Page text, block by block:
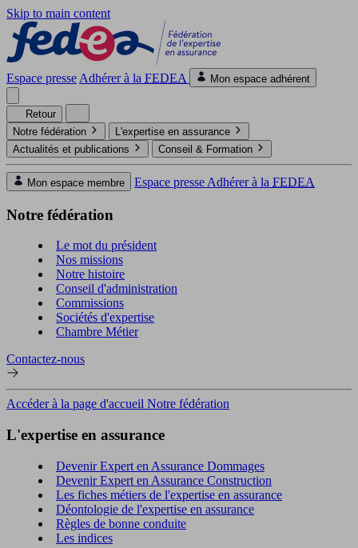
Skip to main content
Espace presse Adhérer à la FEDEA Mon espace adhérent
Retour
Notre fédération
L'expertise en assurance
Actualités et publications
Conseil & Formation
Mon espace membre Espace presse Adhérer à la FEDEA
Notre fédération
Le mot du président
Nos missions
Notre histoire
Conseil d'administration
Commissions
Sociétés d'expertise
Chambre Métier
Contactez-nous
Accéder à la page d'accueil Notre fédération
L'expertise en assurance
Devenir Expert en Assurance Dommages
Devenir Expert en Assurance Construction
Les fiches métiers de l'expertise en assurance
Déontologie de l'expertise en assurance
Règles de bonne conduite
Les indices